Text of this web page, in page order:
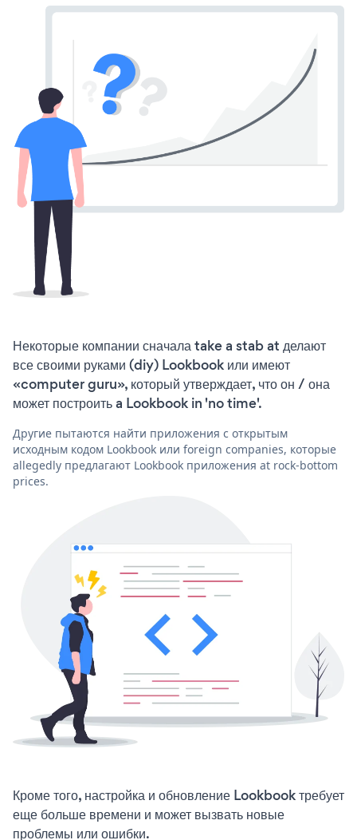
Некоторые компании сначала take a stab at делают
все своими руками (diy) Lookbook или имеют
«computer guru», который утверждает, что он / она
может построить a Lookbook in 'no time'.
Другие пытаются найти приложения с открытым
исходным кодом Lookbook или foreign companies, которые
allegedly предлагают Lookbook приложения at rock-bottom
prices.
Кроме того, настройка и обновление Lookbook требует
еще больше времени и может вызвать новые
проблемы или ошибки.